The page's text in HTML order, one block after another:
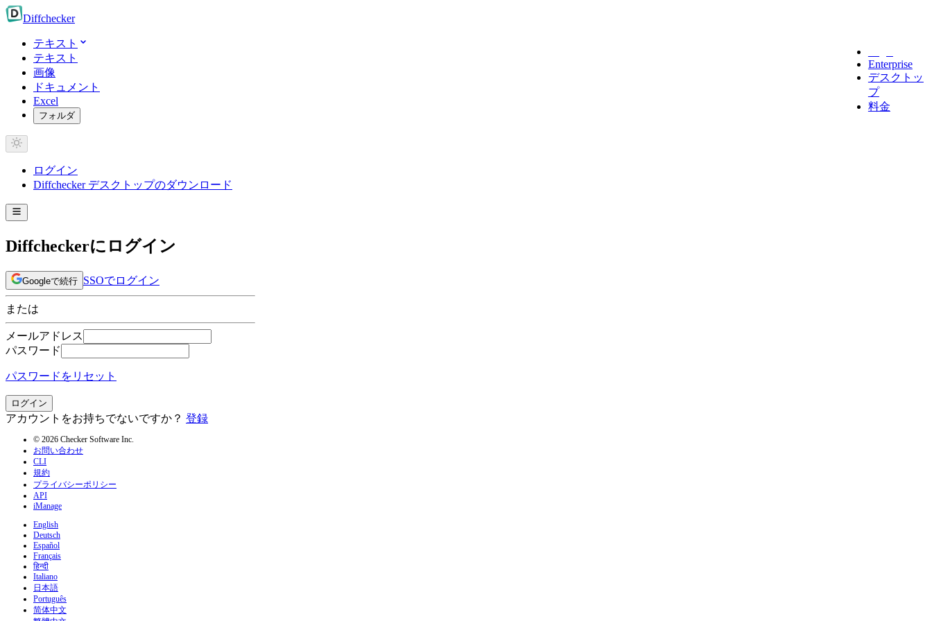
Diffchecker
テキスト
テキスト
画像
ドキュメント
Excel
フォルダ
Enterprise
デスクトッ
プ
料金
ログイン
Diffchecker デスクトップのダウンロード
Diffcheckerにログイン
Googleで続行 SSOでログイン
または
メールアドレス
パスワード
パスワードをリセット
ログイン
アカウントをお持ちでないですか？ 登録
© 2026 Checker Software Inc.
お問い合わせ
CLI
規約
プライバシーポリシー
API
iManage
English
Deutsch
Español
Français
हिन्दी
Italiano
日本語
Português
简体中文